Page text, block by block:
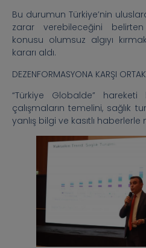
Bu durumun Türkiye’nin
zarar verebileceğini
konusu olumsuz algıyı
kararı aldı.
DEZENFORMASYONA KARŞI
“Türkiye Globalde” hareketi
çalışmaların temelini, sağlık
yanlış bilgi ve kasıtlı